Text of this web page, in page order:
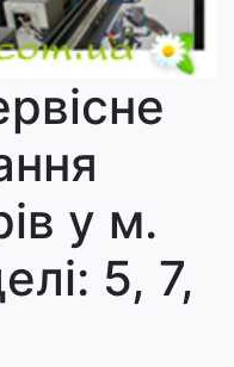
у м.
5, 7,